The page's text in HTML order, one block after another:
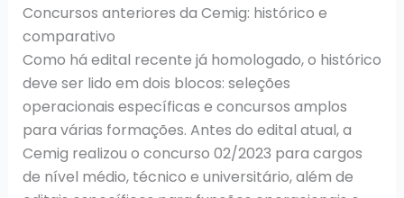
Concursos anteriores da Cemig: histórico e
comparativo
Como há edital recente já homologado, o histórico
deve ser lido em dois blocos: seleções
operacionais específicas e concursos amplos
para várias formações. Antes do edital atual, a
Cemig realizou o concurso 02/2023 para cargos
de nível médio, técnico e universitário, além de